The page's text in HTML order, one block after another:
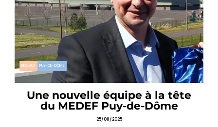
RÉSEAUX PUY-DE-DÔME
Une nouvelle équipe à la tête
du MEDEF Puy-de-Dôme
25/08/2025